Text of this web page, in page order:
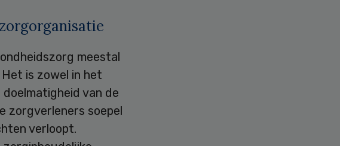
meestal
is zowel in het
van de
zorgverleners soepel
verloopt.